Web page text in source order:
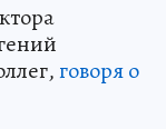
говоря о